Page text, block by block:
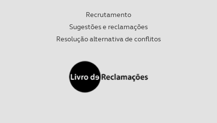
Recrutamento
Sugestões e reclamações
Resolução alternativa de conflitos